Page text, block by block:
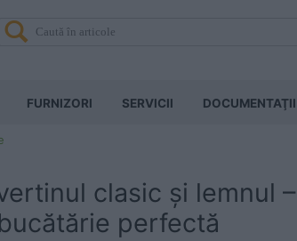
FURNIZORI SERVICII DOCUMENTAŢII
clasic și lemnul
perfectă